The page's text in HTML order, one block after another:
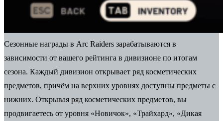
Сезонные награды в Arc Raiders зарабатываются в
зависимости от вашего рейтинга в дивизионе по итогам
сезона. Каждый дивизион открывает ряд косметических
предметов, причём на верхних уровнях доступны предметы с
нижних. Открывая ряд косметических предметов, вы
продвигаетесь от уровня «Новичок», «Трайхард», «Дикая